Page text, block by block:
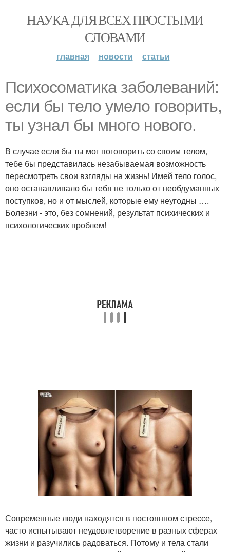
НАУКА ДЛЯ ВСЕХ ПРОСТЫМИ
СЛОВАМИ
главная новости статьи
Психосоматика заболеваний:
если бы тело умело говорить,
ты узнал бы много нового.
В случае если бы ты мог поговорить со своим телом,
тебе бы представилась незабываемая возможность
пересмотреть свои взгляды на жизнь! Имей тело голос,
оно останавливало бы тебя не только от необдуманных
поступков, но и от мыслей, которые ему неугодны ….
Болезни - это, без сомнений, результат психических и
психологических проблем!
Современные люди находятся в постоянном стрессе,
часто испытывают неудовлетворение в разных сферах
жизни и разучились радоваться. Потому и тела стали